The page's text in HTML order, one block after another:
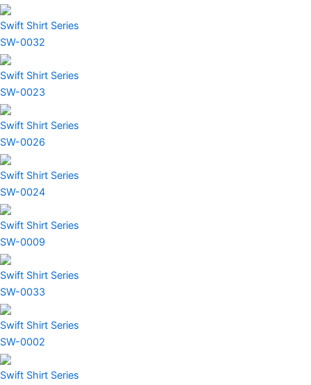
Swift Shirt Series
SW-0032
Swift Shirt Series
SW-0023
Swift Shirt Series
SW-0026
Swift Shirt Series
SW-0024
Swift Shirt Series
SW-0009
Swift Shirt Series
SW-0033
Swift Shirt Series
SW-0002
Swift Shirt Series